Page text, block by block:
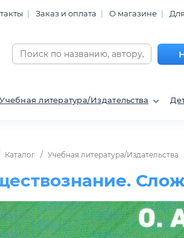
Заказ и оплата О магазине
Учебная литература/Издательства
Каталог Учебная литература/Издательства